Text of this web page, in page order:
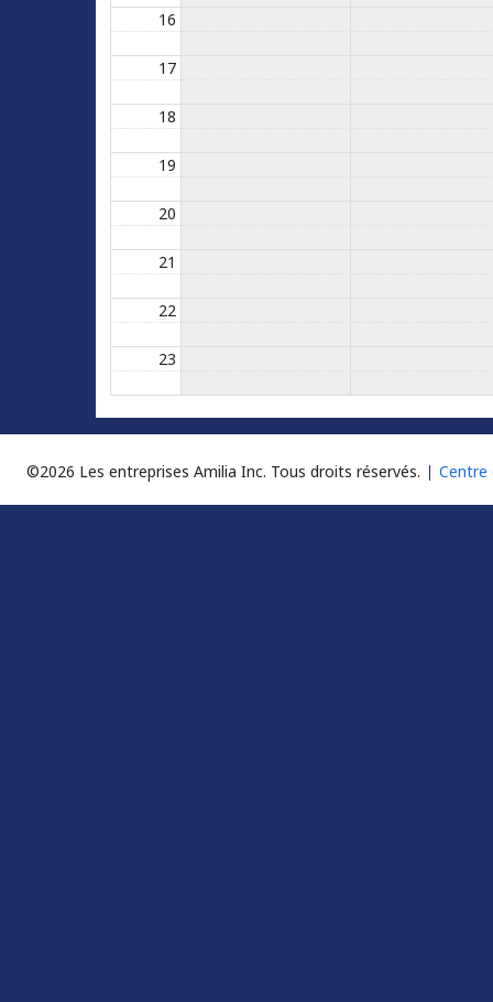
16
17
18
19
20
21
22
23
©2026 Les entreprises Amilia Inc. Tous droits réservés. Centre